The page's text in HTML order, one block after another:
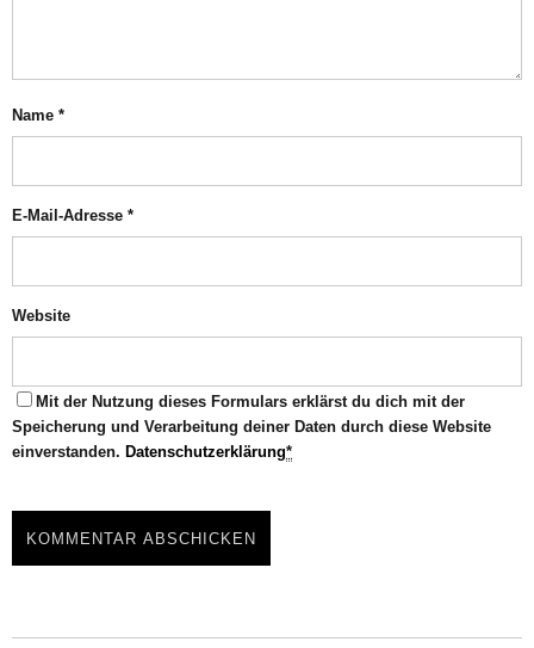
Name *
E-Mail-Adresse *
Website
Mit der Nutzung dieses Formulars erklärst du dich mit der
Speicherung und Verarbeitung deiner Daten durch diese Website
einverstanden. Datenschutzerklärung*